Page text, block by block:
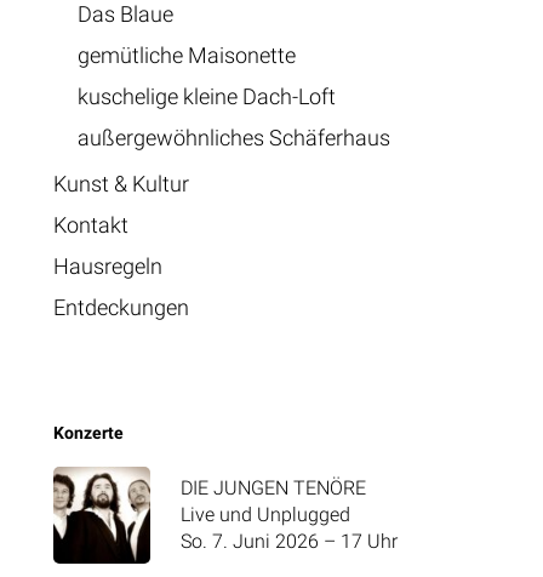
Das Blaue
gemütliche Maisonette
kuschelige kleine Dach-Loft
außergewöhnliches Schäferhaus
Kunst & Kultur
Kontakt
Hausregeln
Entdeckungen
Konzerte
DIE JUNGEN TENÖRE
Live und Unplugged
So. 7. Juni 2026 – 17 Uhr